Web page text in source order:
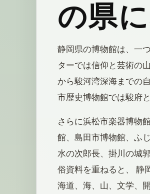
の県に
静岡県の博物館は、一
ターでは信仰と芸術の
から駿河湾深海までの
市歴史博物館では駿府
さらに浜松市楽器博物
館、島田市博物館、ふ
水の次郎長、掛川の城
俗資料を重ねると、 静
海道、海、山、文学、